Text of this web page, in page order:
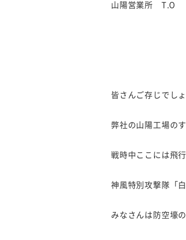
山陽営業所 T.O
皆さんご存じでし
弊社の山陽工場の
戦時中ここには飛
神風特別攻撃隊「
みなさんは防空壕